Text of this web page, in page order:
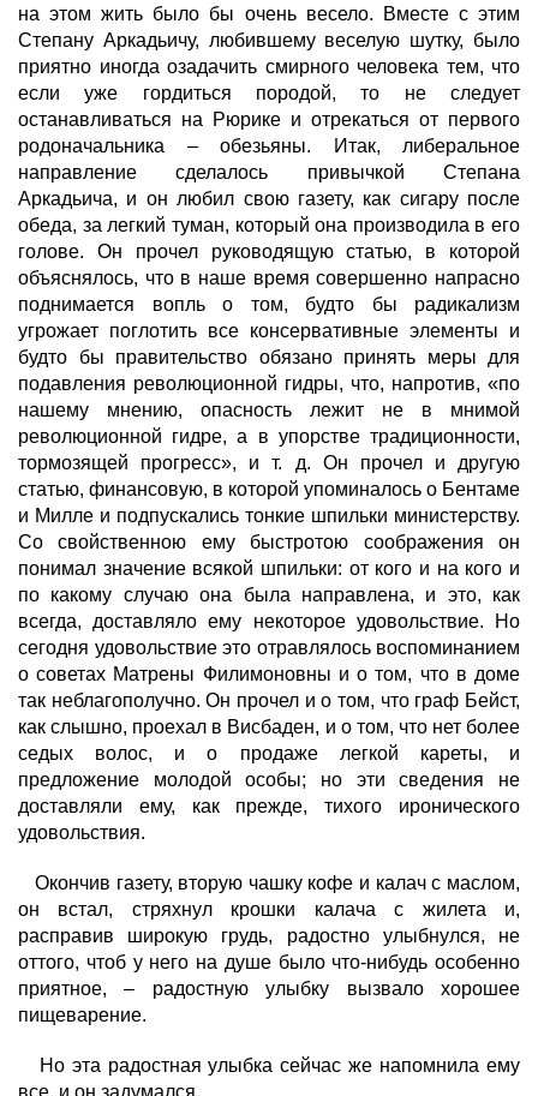
на этом жить было бы очень весело. Вместе с этим
Степану Аркадьичу, любившему веселую шутку, было
приятно иногда озадачить смирного человека тем, что
если уже гордиться породой, то не следует
останавливаться на Рюрике и отрекаться от первого
родоначальника – обезьяны. Итак, либеральное
направление сделалось привычкой Степана
Аркадьича, и он любил свою газету, как сигару после
обеда, за легкий туман, который она производила в его
голове. Он прочел руководящую статью, в которой
объяснялось, что в наше время совершенно напрасно
поднимается вопль о том, будто бы радикализм
угрожает поглотить все консервативные элементы и
будто бы правительство обязано принять меры для
подавления революционной гидры, что, напротив, «по
нашему мнению, опасность лежит не в мнимой
революционной гидре, а в упорстве традиционности,
тормозящей прогресс», и т. д. Он прочел и другую
статью, финансовую, в которой упоминалось о Бентаме
и Милле и подпускались тонкие шпильки министерству.
Со свойственною ему быстротою соображения он
понимал значение всякой шпильки: от кого и на кого и
по какому случаю она была направлена, и это, как
всегда, доставляло ему некоторое удовольствие. Но
сегодня удовольствие это отравлялось воспоминанием
о советах Матрены Филимоновны и о том, что в доме
так неблагополучно. Он прочел и о том, что граф Бейст,
как слышно, проехал в Висбаден, и о том, что нет более
седых волос, и о продаже легкой кареты, и
предложение молодой особы; но эти сведения не
доставляли ему, как прежде, тихого иронического
удовольствия.
Окончив газету, вторую чашку кофе и калач с маслом,
он встал, стряхнул крошки калача с жилета и,
расправив широкую грудь, радостно улыбнулся, не
оттого, чтоб у него на душе было что-нибудь особенно
приятное, – радостную улыбку вызвало хорошее
пищеварение.
Но эта радостная улыбка сейчас же напомнила ему
все, и он задумался.